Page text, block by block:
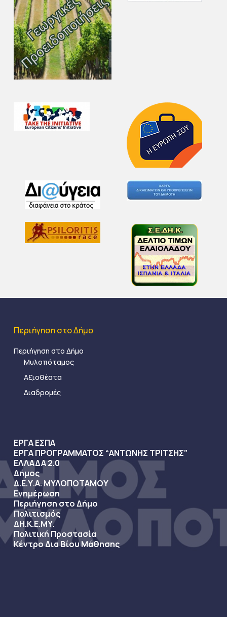
Περιήγηση στο Δήμο
Περιήγηση στο Δήμο
Μυλοπόταμος
Αξιοθέατα
Διαδρομές
ΕΡΓΑ ΕΣΠΑ
ΕΡΓΑ ΠΡΟΓΡΑΜΜΑΤΟΣ “ΑΝΤΩΝΗΣ ΤΡΙΤΣΗΣ”
ΕΛΛΑΔΑ 2.0
Δήμος
Δ.Ε.Υ.Α. ΜΥΛΟΠΟΤΑΜΟΥ
Ενημέρωση
Περιήγηση στο Δήμο
Πολιτισμός
ΔΗ.Κ.Ε.ΜΥ.
Πολιτική Προστασία
Κέντρο Δια Βίου Μάθησης